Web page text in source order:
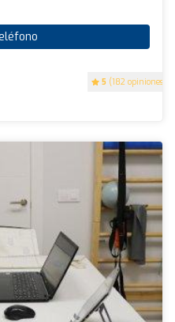
5 (182 opiniones)